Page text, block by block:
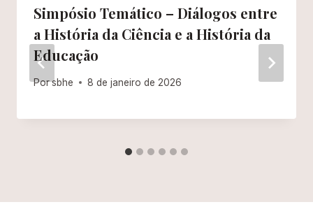
Simpósio Temático – Diálogos entre
a História da Ciência e a História da
Educação
Porsbhe 8 de janeiro de 2026